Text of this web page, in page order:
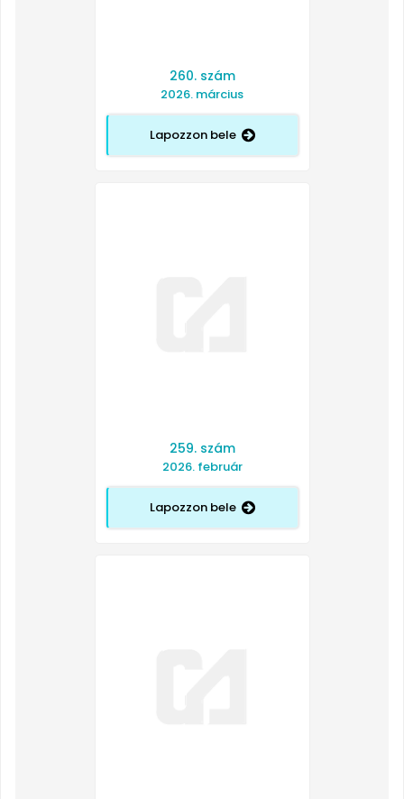
260. szám
2026. március
Lapozzon bele
259. szám
2026. február
Lapozzon bele